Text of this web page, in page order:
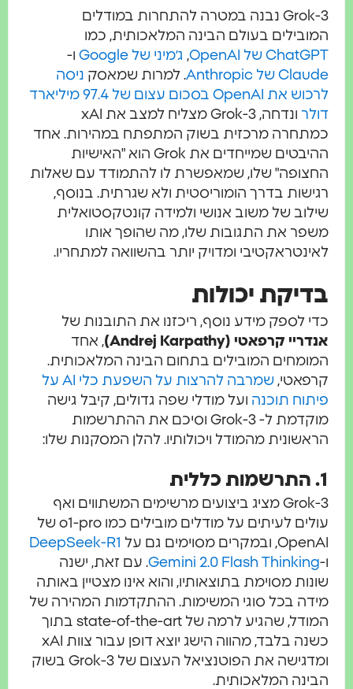
Grok-3 נבנה במטרה להתחרות במודלים
המובילים בעולם הבינה המלאכותית, כמו
ChatGPT של OpenAI
, ג׳מיני של Google
ו-
Claude של Anthropic
. למרות שמאסק ניסה
לרכוש את OpenAI בסכום עצום של 97.4 מיליארד
דולר
ונדחה, Grok-3 מצליח למצב את xAI
כמתחרה מרכזית בשוק המתפתח במהירות. אחד
ההיבטים שמייחדים את Grok הוא "האישיות
החצופה" שלו, שמאפשרת לו להתמודד עם שאלות
רגישות בדרך הומוריסטית ולא שגרתית. בנוסף,
שילוב של משוב אנושי ולמידה קונטקסטואלית
משפר את התגובות שלו, מה שהופך אותו
לאינטראקטיבי ומדויק יותר בהשוואה למתחריו.
בדיקת יכולות
כדי לספק מידע נוסף, ריכזנו את התובנות של
אנדריי קרפאטי (Andrej Karpathy)
, אחד
המומחים המובילים בתחום הבינה המלאכותית.
קרפאטי,
שמרבה להרצות על השפעת כלי AI על
פיתוח תוכנהועל מודלי שפה גדולים, קיבל גישה
מוקדמת ל- Grok-3 וסיכם את ההתרשמות
הראשונית מהמודל ויכולותיו. להלן המסקנות שלו:
Grok-3 מציג ביצועים מרשימים המשתווים ואף
עולים לעיתים על מודלים מובילים כמו o1-pro של
OpenAI, ובמקרים מסוימים גם על
DeepSeek-R1
ו-Gemini 2.0 Flash Thinking. עם זאת, ישנה
שונות מסוימת בתוצאותיו, והוא אינו מצטיין באותה
מידה בכל סוגי המשימות. ההתקדמות המהירה של
המודל, שהגיע לרמה של state-of-the-art בתוך
כשנה בלבד, מהווה הישג יוצא דופן עבור צוות xAI
ומדגישה את הפוטנציאל העצום של Grok-3 בשוק
הבינה המלאכותית.